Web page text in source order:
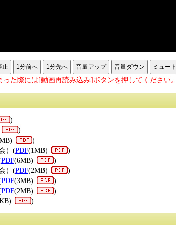
止 1分前へ 1分先へ 音量アップ 音量ダウン ミュート
た際には[動画再読み込み]ボタンを押してください。
)
)
)
）(PDF(1MB)
)
PDF(6MB)
)
）(PDF(2MB)
)
PDF(3MB)
)
PDF(2MB)
)
)